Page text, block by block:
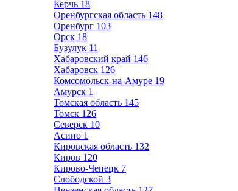
Керчь 18
Оренбургская область 148
Оренбург 103
Орск 18
Бузулук 11
Хабаровский край 146
Хабаровск 126
Комсомольск-на-Амуре 19
Амурск 1
Томская область 145
Томск 126
Северск 10
Асино 1
Кировская область 132
Киров 120
Кирово-Чепецк 7
Слободской 3